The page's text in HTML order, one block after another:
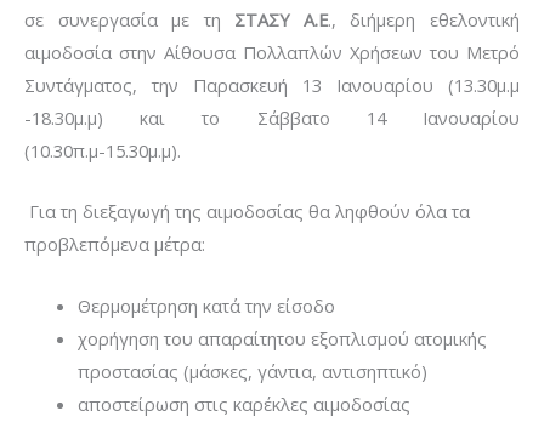
σε συνεργασία με τη ΣΤΑΣΥ Α.Ε., διήμερη εθελοντική
αιμοδοσία στην Αίθουσα Πολλαπλών Χρήσεων του Μετρό
Συντάγματος, την Παρασκευή 13 Ιανουαρίου (13.30μ.μ
-18.30μ.μ) και το Σάββατο 14 Ιανουαρίου
(10.30π.μ-15.30μ.μ).
Για τη διεξαγωγή της αιμοδοσίας θα ληφθούν όλα τα
προβλεπόμενα μέτρα:
Θερμομέτρηση κατά την είσοδο
χορήγηση του απαραίτητου εξοπλισμού ατομικής
προστασίας (μάσκες, γάντια, αντισηπτικό)
αποστείρωση στις καρέκλες αιμοδοσίας